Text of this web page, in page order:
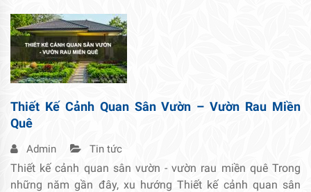
Thiết Kế Cảnh Quan Sân Vườn – Vườn Rau Miền
Quê
Admin Tin tức
Thiết kế cảnh quan sân vườn - vườn rau miền quê Trong
những năm gần đây, xu hướng Thiết kế cảnh quan sân